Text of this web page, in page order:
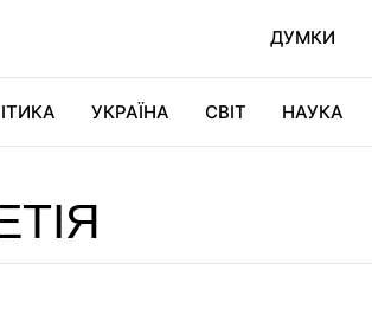
ДУМКИ
УКРАЇНА СВІТ НАУКА